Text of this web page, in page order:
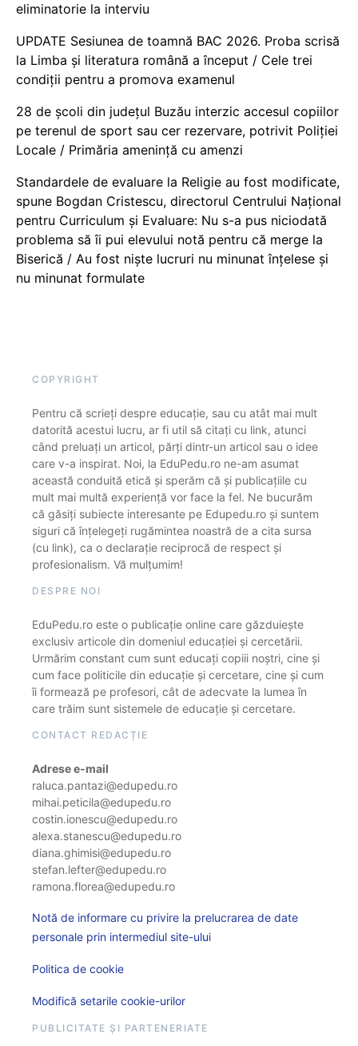
eliminatorie la interviu
UPDATE Sesiunea de toamnă BAC 2026. Proba scrisă
la Limba și literatura română a început / Cele trei
condiții pentru a promova examenul
28 de școli din județul Buzău interzic accesul copiilor
pe terenul de sport sau cer rezervare, potrivit Poliției
Locale / Primăria amenință cu amenzi
Standardele de evaluare la Religie au fost modificate,
spune Bogdan Cristescu, directorul Centrului Național
pentru Curriculum și Evaluare: Nu s-a pus niciodată
problema să îi pui elevului notă pentru că merge la
Biserică / Au fost niște lucruri nu minunat înțelese și
nu minunat formulate
COPYRIGHT
Pentru că scrieți despre educație, sau cu atât mai mult
datorită acestui lucru, ar fi util să citați cu link, atunci
când preluați un articol, părți dintr-un articol sau o idee
care v-a inspirat. Noi, la EduPedu.ro ne-am asumat
această conduită etică și sperăm că și publicațiile cu
mult mai multă experiență vor face la fel. Ne bucurăm
că găsiți subiecte interesante pe Edupedu.ro și suntem
siguri că înțelegeți rugămintea noastră de a cita sursa
(cu link), ca o declarație reciprocă de respect și
profesionalism. Vă mulțumim!
DESPRE NOI
EduPedu.ro este o publicație online care găzduiește
exclusiv articole din domeniul educației și cercetării.
Urmărim constant cum sunt educați copiii noștri, cine și
cum face politicile din educație și cercetare, cine și cum
îi formează pe profesori, cât de adecvate la lumea în
care trăim sunt sistemele de educație și cercetare.
CONTACT REDACȚIE
Adrese e-mail
raluca.pantazi@edupedu.ro
mihai.peticila@edupedu.ro
costin.ionescu@edupedu.ro
alexa.stanescu@edupedu.ro
diana.ghimisi@edupedu.ro
stefan.lefter@edupedu.ro
ramona.florea@edupedu.ro
Notă de informare cu privire la prelucrarea de date
personale prin intermediul site-ului
Politica de cookie
Modifică setarile cookie-urilor
PUBLICITATE ȘI PARTENERIATE